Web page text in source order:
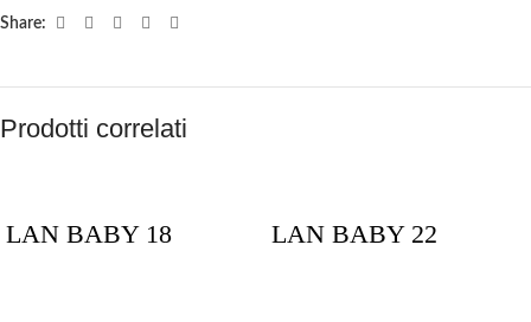
Share:
Prodotti correlati
LAN BABY 18 LAN BABY 22